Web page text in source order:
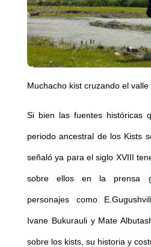
Muchacho kist cruzando el valle
Si bien las fuentes históricas
periodo ancestral de los Kists
señaló ya para el siglo XVIII
sobre ellos en la prensa
personajes como
Ivane Bukurauli y Mate
sobre los kists, su historia y